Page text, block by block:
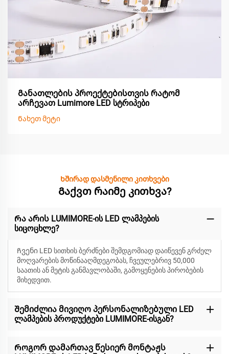
Განათლების პროექტებისთვის რატომ
არჩევათ Lumimore LED სტრიპები
Ნახეთ მეტი
Ხშირად დასმენილი კითხვები
Გაქვთ რაიმე კითხვა?
Რა არის LUMIMORE-ის LED ლამპების
სიცოცხლე?
Ჩვენი LED სითხის ბერძნები შემდგომიად დაიწევენგრძელ
მოღვარების მოწინააღმდეგობას, ჩვეულებრივ 50,000
საათის ან მეტის განმავლობაში, გამოყენების პირობების
მიხედვით.
Შემიძლია მივიღო პერსონალიზებული LED
ლამპების პროდუქტები LUMIMORE-ისგან?
Როგორ დამართავ წესიერ მონტაჟს